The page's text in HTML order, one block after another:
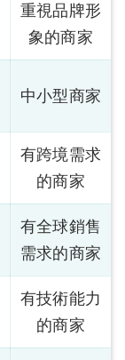
重視品牌形
象的商家
中小型商家
有跨境需求
的商家
有全球銷售
需求的商家
有技術能力
的商家